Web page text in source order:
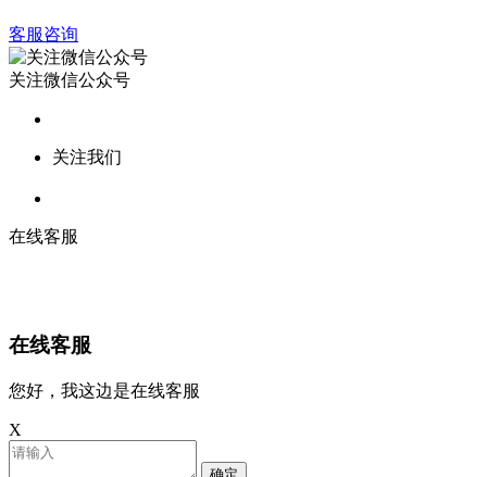
客服咨询
关注微信公众号
关注我们
在线客服
在线客服
您好，我这边是在线客服
X